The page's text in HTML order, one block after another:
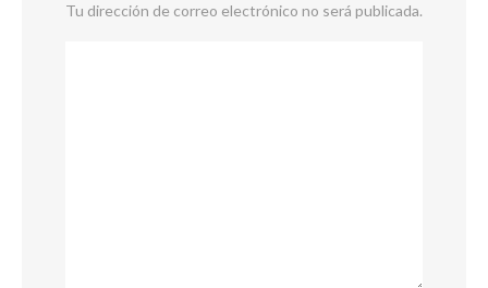
Tu dirección de correo electrónico no será publicada.